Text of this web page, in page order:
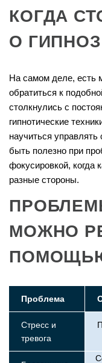
КОГДА
О
На самом деле, есть
обратиться к
столкнулись с
гипнотические
научиться
быть полезно при
фокусировкой, когда
разные стороны.
МОЖНО
Проблема
Стресс и
тревога